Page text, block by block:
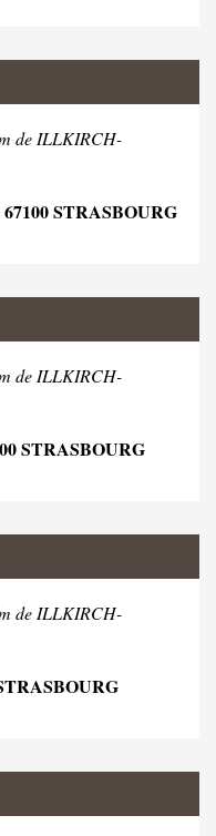
de ILLKIRCH-
STRASBOURG
de ILLKIRCH-
STRASBOURG
de ILLKIRCH-